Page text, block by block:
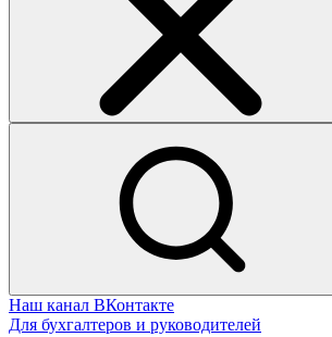
Наш канал ВКонтакте
Для бухгалтеров и руководителей